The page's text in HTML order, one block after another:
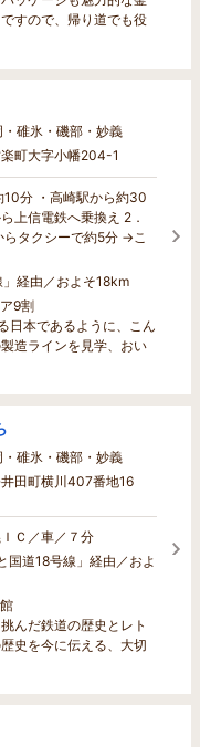
すので、帰り道でも役
碓氷・磯部・妙義
町大字小幡204-1
10分 ・高崎駅から約30
上信電鉄へ乗換え 2．
らタクシーで約5分 →こ
」経由／およそ18km
9割
日本であるように、こん
造ラインを見学、おい
碓氷・磯部・妙義
田町横川407番地16
Ｃ／車／７分
国道18号線」経由／およ
んだ鉄道の歴史とレト
史を今に伝える、大切